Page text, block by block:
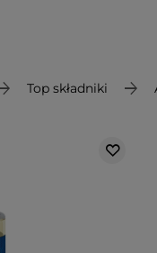
punktów
Top składniki